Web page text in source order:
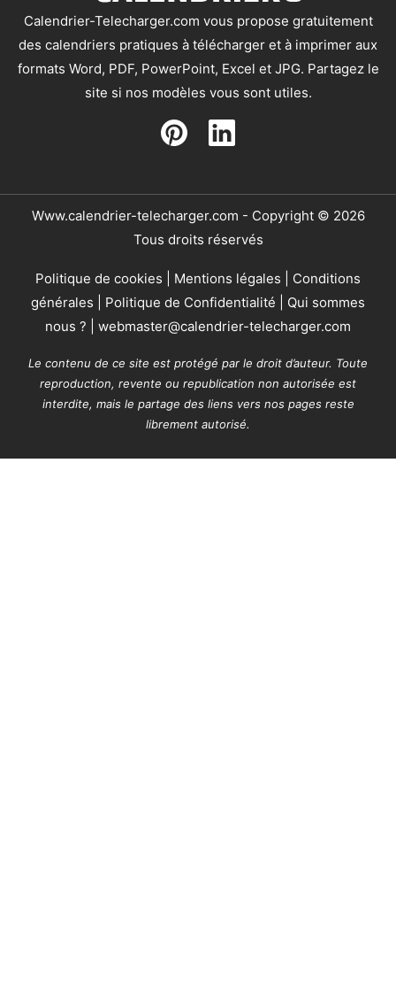
Calendrier-Telecharger.com vous propose gratuitement
des calendriers pratiques à télécharger et à imprimer aux
formats Word, PDF, PowerPoint, Excel et JPG. Partagez le
site si nos modèles vous sont utiles.
Www.calendrier-telecharger.com - Copyright © 2026
Tous droits réservés
Politique de cookies Mentions légales
Conditions
générales
Politique de Confidentialité
Qui sommes
nous ?
webmaster@calendrier-telecharger.com
Le contenu de ce site est protégé par le droit d’auteur. Toute
reproduction, revente ou republication non autorisée est
interdite, mais le partage des liens vers nos pages reste
librement autorisé.